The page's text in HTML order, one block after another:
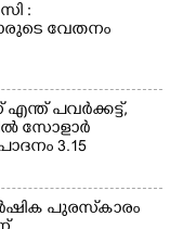
:
വേതനം
പവർക്കട്ട്,​
സോളാർ
3.15
പുരസ്‌കാരം